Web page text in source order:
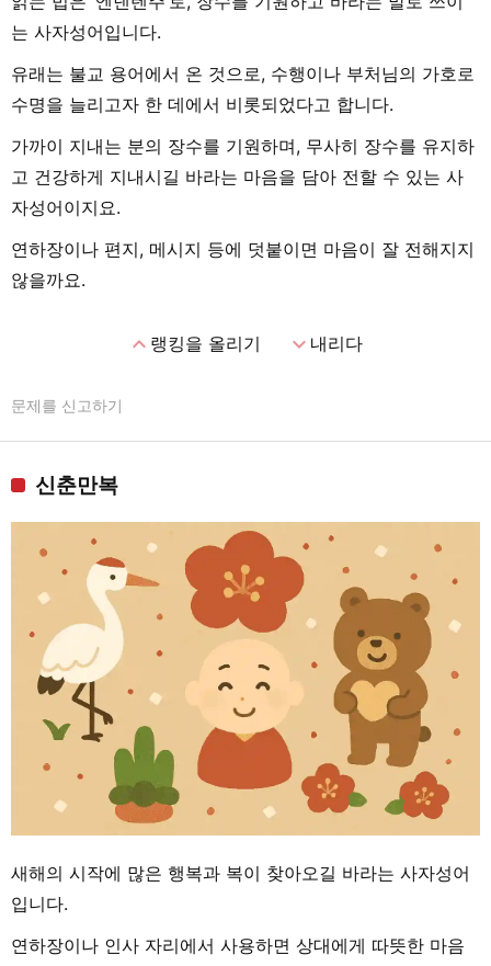
는 사자성어입니다.
유래는 불교 용어에서 온 것으로, 수행이나 부처님의 가호로
수명을 늘리고자 한 데에서 비롯되었다고 합니다.
가까이 지내는 분의 장수를 기원하며, 무사히 장수를 유지하
고 건강하게 지내시길 바라는 마음을 담아 전할 수 있는 사
자성어이지요.
연하장이나 편지, 메시지 등에 덧붙이면 마음이 잘 전해지지
않을까요.
expand_less랭킹을 올리기 expand_more내리다
문제를 신고하기
신춘만복
새해의 시작에 많은 행복과 복이 찾아오길 바라는 사자성어
입니다.
연하장이나 인사 자리에서 사용하면 상대에게 따뜻한 마음